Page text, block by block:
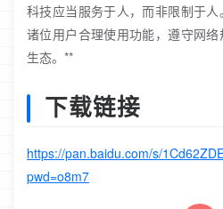
科技应当服务于人，而非限制于
诸位用户合理使用功能，遵守网
生态。**
下载链接
https://pan.baidu.com/s/
pwd=o8m7